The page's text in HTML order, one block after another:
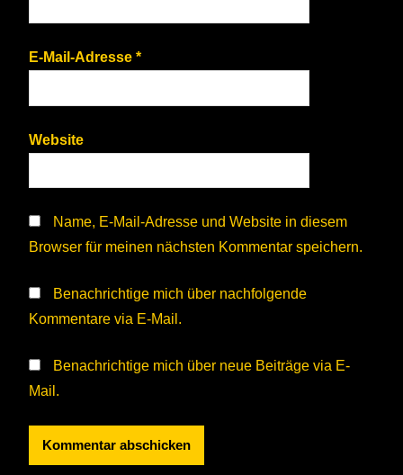
E-Mail-Adresse *
Website
Name, E-Mail-Adresse und Website in diesem
Browser für meinen nächsten Kommentar speichern.
Benachrichtige mich über nachfolgende
Kommentare via E-Mail.
Benachrichtige mich über neue Beiträge via E-
Mail.